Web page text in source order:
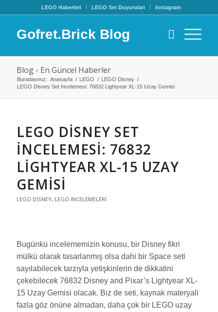
LEGO Haberleri LEGO Set Duyuruları Instagram
Gofret.Brick Blog
Blog - En Güncel Haberler
Buradasınız: Anasayfa / LEGO / LEGO Disney /
LEGO Disney Set İncelemesi: 76832 Lightyear XL-15 Uzay Gemisi
LEGO DISNEY SET
İNCELEMESI: 76832
LIGHTYEAR XL-15 UZAY
GEMISI
LEGO DISNEY, LEGO İNCELEMELERI
Bugünkü incelememizin konusu, bir Disney fikri
mülkü olarak tasarlanmış olsa dahi bir Space seti
sayılabilecek tarzıyla yetişkinlerin de dikkatini
çekebilecek 76832 Disney and Pixar’s Lightyear XL-
15 Uzay Gemisi olacak. Biz de seti, kaynak materyali
fazla göz önüne almadan, daha çok bir LEGO uzay